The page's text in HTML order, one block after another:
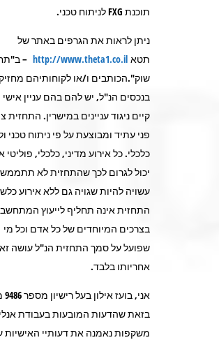
תוכנת FXG לניתוח טכני.
ניתן לראות את הגרפים באתר של
תטא http://www.theta1.co.il
–
שוק".הכותבים ו/או לקוחותיהם
בנכסים הנ"ל, יש להם בהם עניין אישי
קיים ניגוד עניינים במישרין. התחזית
פני עתיד ומבוצעת על פי ניתוח טכני
כלכלי. כל אירוע מדיני, כלכלי, פוליטי
יכול לגרום לכך שהתחזית לא תתממש
עשויה להיות שגויה גם ללא אירוע
התחזית אינה תחליף לייעוץ המתחשב
בצרכים המיוחדים של כל אדם וכל מי
שפועל על סמך התחזית הנ"ל עושה
אחריותו בלבד.
בזאת שהדעות המובעות בעבודת
משקפות נאמנה את דעותיי האישיות